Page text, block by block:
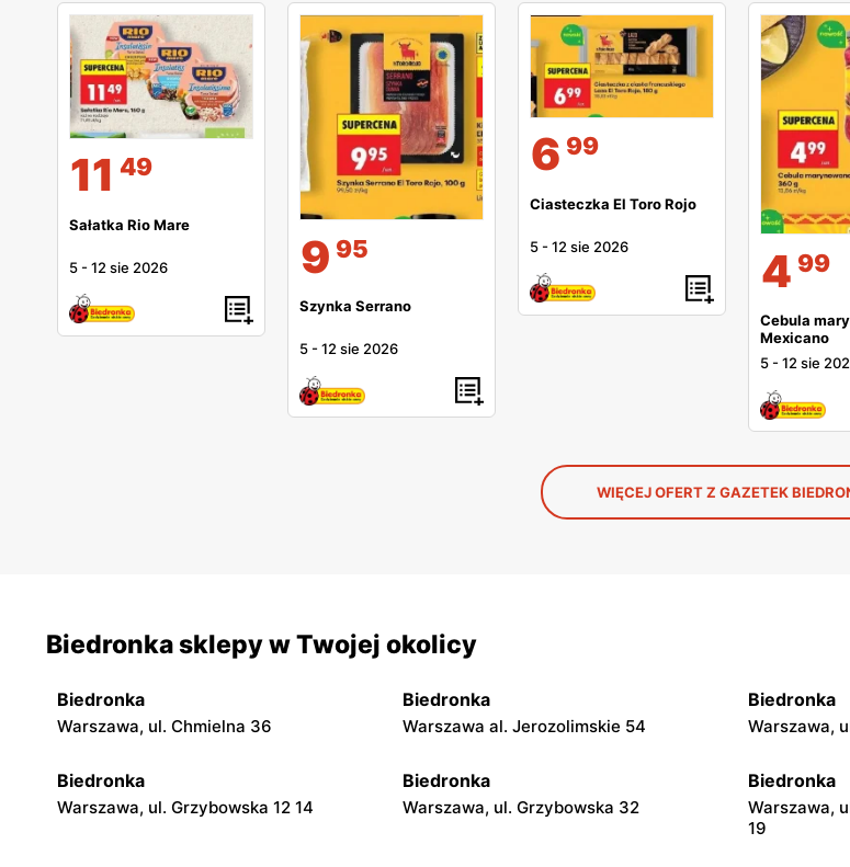
11 49
Sałatka Rio Mare
5 -12 sie 2026 9 95
Szynka Serrano
5 -12 sie 2026
6 99
Ciasteczka El Toro Rojo
5 -12 sie 2026 4 99
Cebula
Mexicano
5 -12 sie
WIĘCEJ OFERT Z GAZETEK
Biedronka sklepy w Twojej okolicy
Biedronka
Warszawa, ul. Chmielna 36
Biedronka
Warszawa al. Jerozolimskie 54
Biedronka
Warszawa,
Biedronka
Warszawa, ul. Grzybowska 12 14
Biedronka
Warszawa, ul. Grzybowska 32
Biedronka
Warszawa,
19